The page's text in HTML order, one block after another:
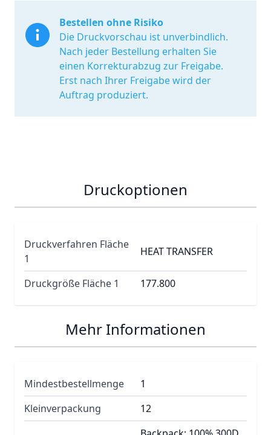
Bestellen ohne Risiko
Die Druckvorschau ist unverbindlich.
Nach jeder Bestellung erhalten Sie
einen Korrekturabzug zur Freigabe.
Erst nach Ihrer Freigabe wird der
Auftrag produziert.
Druckoptionen
Druckverfahren Fläche
1
HEAT TRANSFER
Druckgröße Fläche 1 177.800
Mehr Informationen
Mindestbestellmenge
1
Kleinverpackung
12